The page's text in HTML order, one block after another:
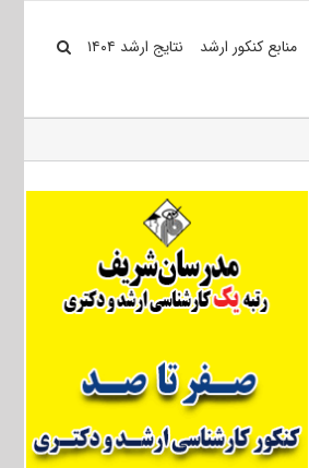
منابع کنکور ارشد نتایج ارشد ۱۴۰۴